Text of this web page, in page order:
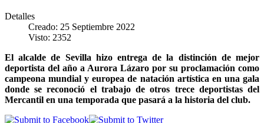
Detalles
Creado: 25 Septiembre 2022
Visto: 2352
El alcalde de Sevilla hizo entrega de la distinción de mejor
deportista del año a Aurora Lázaro por su proclamación como
campeona mundial y europea de natación artística en una gala
donde se reconoció el trabajo de otros trece deportistas del
Mercantil en una temporada que pasará a la historia del club.